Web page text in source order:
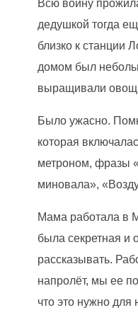
Всю войну
дедушкой тогда
близко к станции
домом был
выращивали
Было ужасно.
которая
метроном, фразы
миновала»,
Мама работала в
была секретная и
рассказывать.
напролёт, мы ее
что это нужно